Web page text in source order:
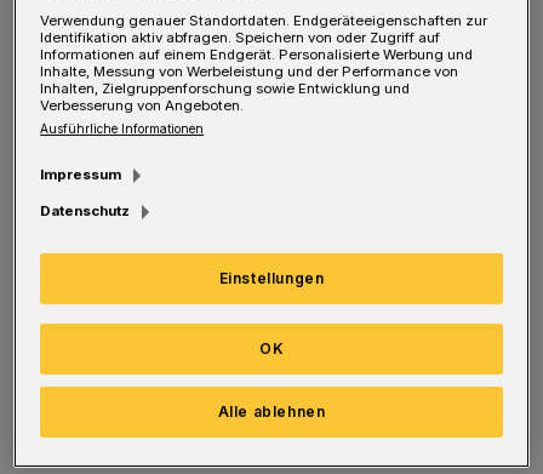
wie selbstverständlich auf dem eigenen
gepflegten Garten sein Geschäft verrichtet.
Hat man eigene Haustiere, dann dient ein
Zaun ebenfalls zum Schutz, dass das geliebte
Tier nicht das Grundstück verlassen kann.
Natürlich werden auch Kinder daran
zum Beispiel auf eine vielbefahrene Straße zu
geraten und sich dadurch in Gefahr zu
bringen. Bewohnt man ein Grundstück in einer
dicht bebauten Häuserecke, dann möchte man
sein Grundstück und auch sich selbst gerne
Verwendung genauer Standortdaten. Endgeräteeigenschaften zur
Identifikation aktiv abfragen. Speichern von oder Zugriff auf
Informationen auf einem Endgerät. Personalisierte Werbung und
Inhalte, Messung von Werbeleistung und der Performance von
Inhalten, Zielgruppenforschung sowie Entwicklung und
Verbesserung von Angeboten.
Ausführliche Informationen
Impressum
Datenschutz
Einstellungen
Alle ablehnen
OK